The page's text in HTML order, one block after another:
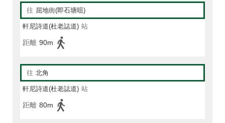
往 屈地街(即石塘咀)
軒尼詩道(杜老誌道) 站
距離 90m
往 北角
軒尼詩道(杜老誌道) 站
距離 80m